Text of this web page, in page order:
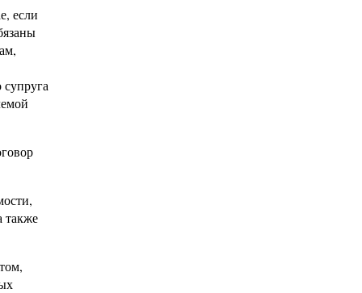
если
также